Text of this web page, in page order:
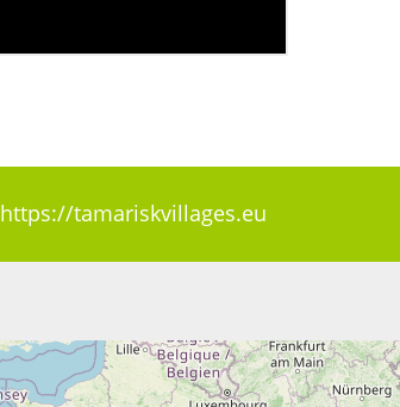
https://tamariskvillages.eu